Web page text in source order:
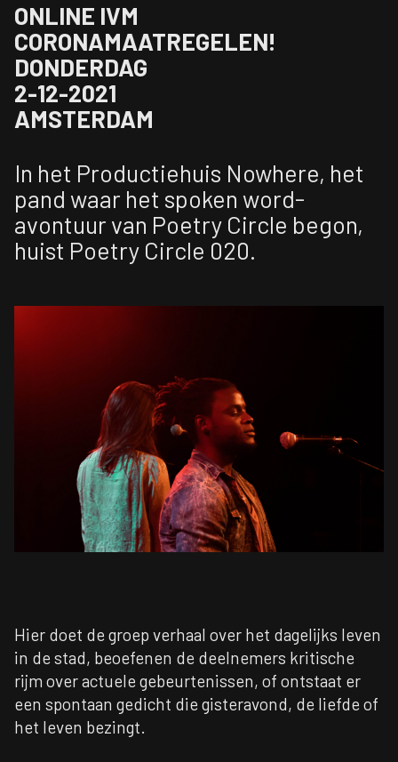
ONLINE IVM
CORONAMAATREGELEN!
DONDERDAG
2-12-2021
AMSTERDAM
In het Productiehuis Nowhere, het
pand waar het spoken word-
avontuur van Poetry Circle begon,
huist Poetry Circle 020.
Hier doet de groep verhaal over het dagelijks leven
in de stad, beoefenen de deelnemers kritische
rijm over actuele gebeurtenissen, of ontstaat er
een spontaan gedicht die gisteravond, de liefde of
het leven bezingt.